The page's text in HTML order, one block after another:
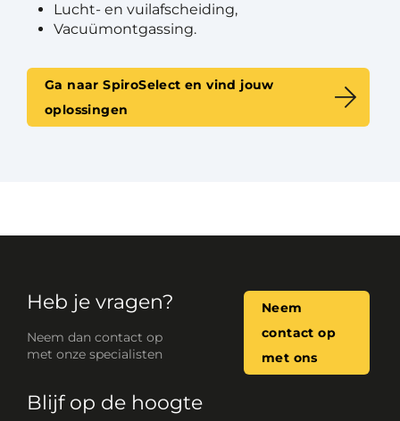
Lucht- en vuilafscheiding,
Vacuümontgassing.
Ga naar SpiroSelect en vind jouw
oplossingen
Heb je vragen?
Neem dan contact op
met onze specialisten
Neem
contact op
met ons
Blijf op de hoogte